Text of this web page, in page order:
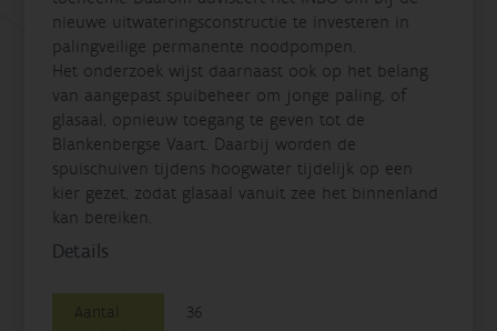
nieuwe uitwateringsconstructie te investeren in
palingveilige permanente noodpompen.
Het onderzoek wijst daarnaast ook op het belang
van aangepast spuibeheer om jonge paling, of
glasaal, opnieuw toegang te geven tot de
Blankenbergse Vaart. Daarbij worden de
spuischuiven tijdens hoogwater tijdelijk op een
kier gezet, zodat glasaal vanuit zee het binnenland
kan bereiken.
Details
Aantal
36